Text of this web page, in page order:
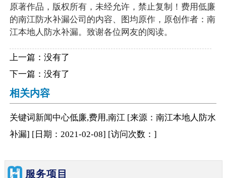
原著作品，版权所有，未经允许，禁止复制！费用低廉
的南江防水补漏公司的内容、图均原作，原创作者：南
江本地人防水补漏。致谢各位网友的阅读。
上一篇：没有了
下一篇：没有了
相关内容
关键词 新闻中心低廉,费用,南江 [来源：南江本地人防水
补漏] [日期：2021-02-08] [访问次数： ]
服务项目